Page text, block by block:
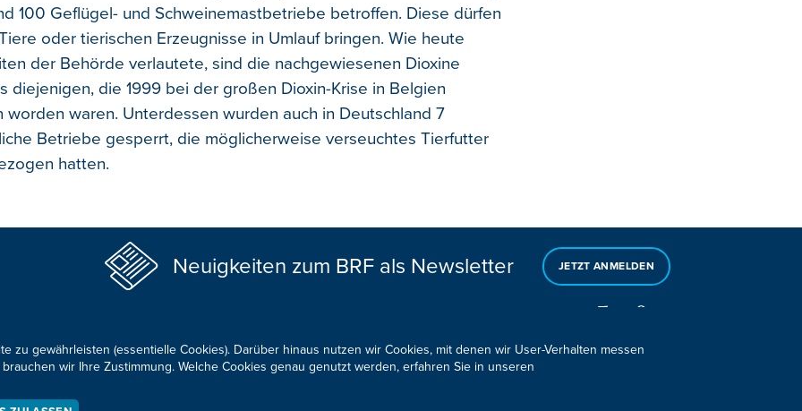
100 Geflügel- und Schweinemastbetriebe betroffen. Diese dürfen
oder tierischen Erzeugnisse in Umlauf bringen. Wie heute
der Behörde verlautete, sind die nachgewiesenen Dioxine
diejenigen, die 1999 bei der großen Dioxin-Krise in Belgien
worden waren. Unterdessen wurden auch in Deutschland 7
Betriebe gesperrt, die möglicherweise verseuchtes Tierfutter
hatten.
Neuigkeiten zum BRF als Newsletter JETZT ANMELDEN
zu gewährleisten (essentielle Cookies). Darüber hinaus nutzen wir Cookies, mit denen wir User-Verhalten messen
wir Ihre Zustimmung. Welche Cookies genau genutzt werden, erfahren Sie in unseren